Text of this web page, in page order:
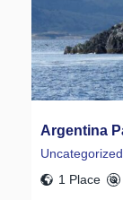
Argentina
Uncategorized
1 Place